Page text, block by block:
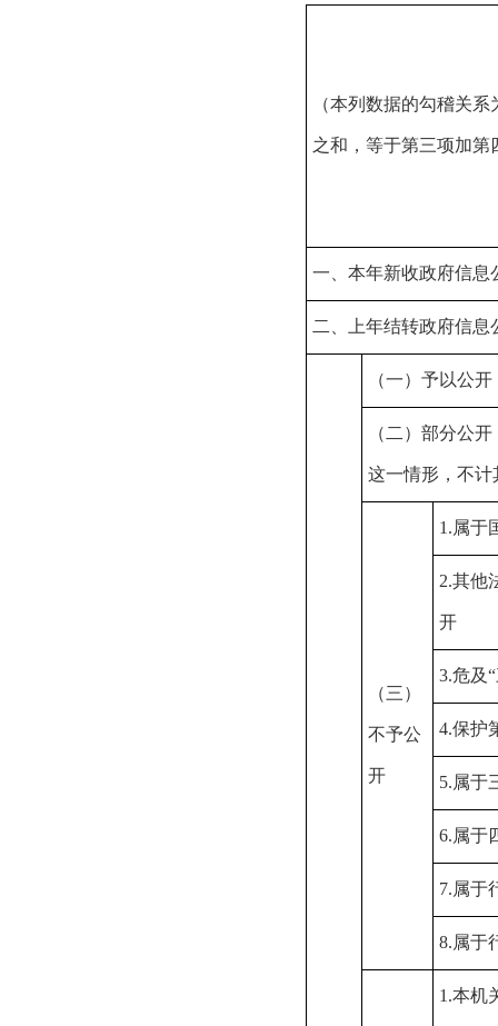
（本列数据的勾稽关
之和，等于第三项加第
一、本年新收政府信息
二、上年结转政府信息
（一）予以公开
（二）部分公
这一情形，不计
（三）
不予公
开
1.属于
2.其他
开
3.危及
4.保护
5.属于
6.属于
7.属于
8.属于
1.本机